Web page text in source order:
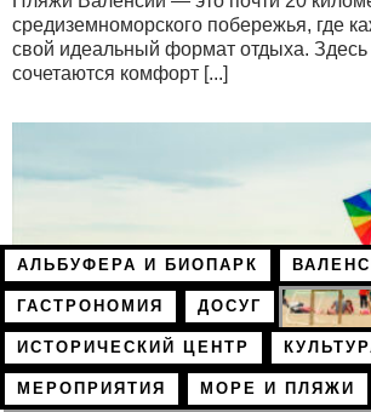
средиземноморского побережья, где
свой идеальный формат отдыха. Здесь
сочетаются комфорт [...]
АЛЬБУФЕРА И БИОПАРК
ГАСТРОНОМИЯ ДОСУГ
ИСТОРИЧЕСКИЙ ЦЕНТР
МЕРОПРИЯТИЯ МОРЕ И ПЛЯЖИ